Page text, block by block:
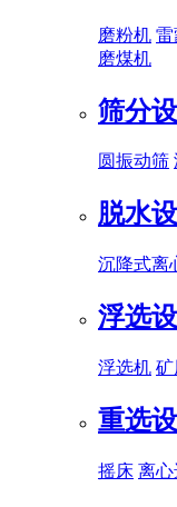
磨粉机 雷
磨煤机
筛分
圆振动筛
脱水
沉降式离
浮选
浮选机 矿
重选
摇床 离